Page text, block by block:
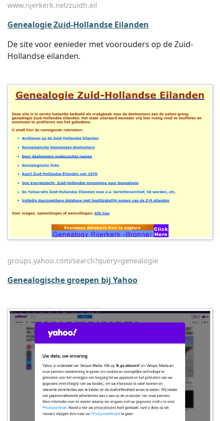
www.rijerkerk.net/zuidh.eil
Genealogie Zuid-Hollandse Eilanden
De site voor eenieder met voorouders op de Zuid-
Hollandse eilanden.
groups.yahoo.com/search?query=genealogie
Genealogische groepen bij Yahoo